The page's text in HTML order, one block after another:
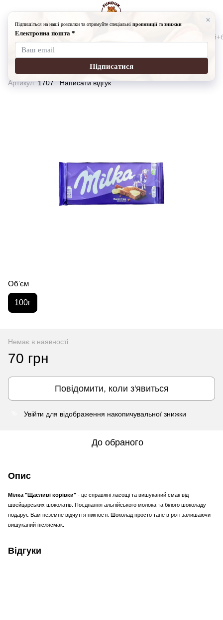
Солодощі Шоколад Шоколад Milka Happy Cows
Шоколад Milka Happy Cows
молочний+білий
Артикул:1707 Написати відгук
Обʼєм
100г
Немає в наявності
70 грн
Повідомити, коли з'явиться
Увійти для відображення накопичувальної знижки
До обраного
Опис
Мілка "Щасливі корівки" - це справжні ласощі та вишуканий смак від
швейцарських шоколатів. Поєднання альпійського молока та білого шоколаду
подарує Вам неземне відчуття ніжності. Шоколад просто тане в роті залишаючи
вишуканий післясмак.
Відгуки